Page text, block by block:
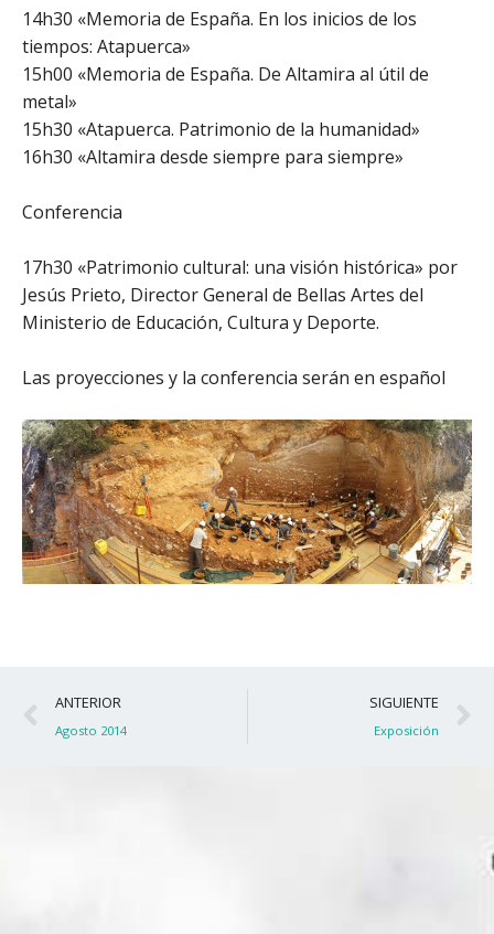
14h30 «Memoria de España. En los inicios de los
tiempos: Atapuerca»
15h00 «Memoria de España. De Altamira al útil de
metal»
15h30 «Atapuerca. Patrimonio de la humanidad»
16h30 «Altamira desde siempre para siempre»
Conferencia
17h30 «Patrimonio cultural: una visión histórica» por
Jesús Prieto, Director General de Bellas Artes del
Ministerio de Educación, Cultura y Deporte.
Las proyecciones y la conferencia serán en español
Ant
ANTERIOR
Agosto 2014
SIGUIENTE
Exposición